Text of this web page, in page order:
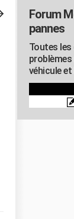
Forum
pannes
Toutes
véhicule